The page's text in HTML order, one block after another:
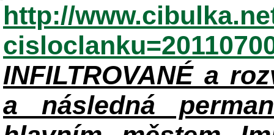
http://
INFILTROVANÉ a
a následná